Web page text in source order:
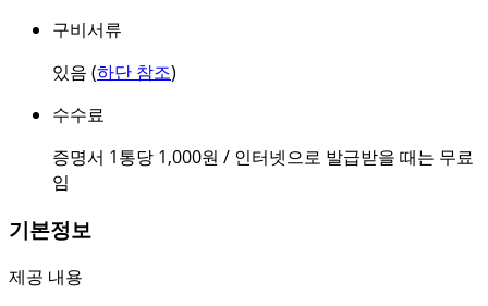
구비서류
있음 (하단 참조)
수수료
증명서 1통당 1,000원 / 인터넷으로 발급받을 때는 무료
임
기본정보
제공 내용